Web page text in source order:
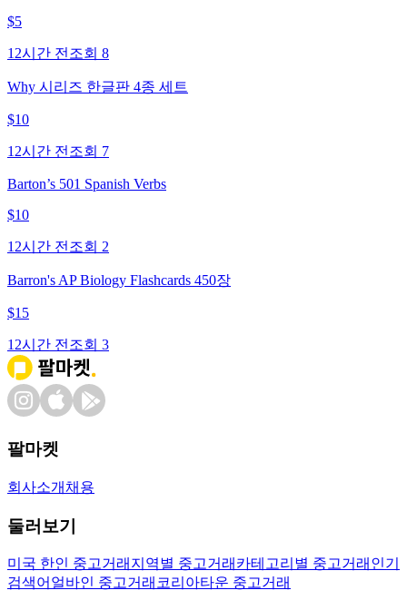
$5
12시간 전 조회 8
Why 시리즈 한글판 4종 세트
$10
12시간 전 조회 7
Barton’s 501 Spanish Verbs
$10
12시간 전 조회 2
Barron's AP Biology Flashcards 450장
$15
12시간 전 조회 3
팔마켓
회사소개 채용
둘러보기
미국 한인 중고거래 지역별 중고거래 카테고리별 중고거래 인기
검색어 얼바인 중고거래 코리아타운 중고거래